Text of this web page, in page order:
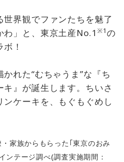
界観でファンたちを魅了
」と、東京土産No.1 ※1の
！
れた“むちゃうま”な『ち
』が誕生します。ちいさ
ンケーキを、もぐもぐめし
家族からもらった｢東京のおみ
テージ調べ(調査実施期間：